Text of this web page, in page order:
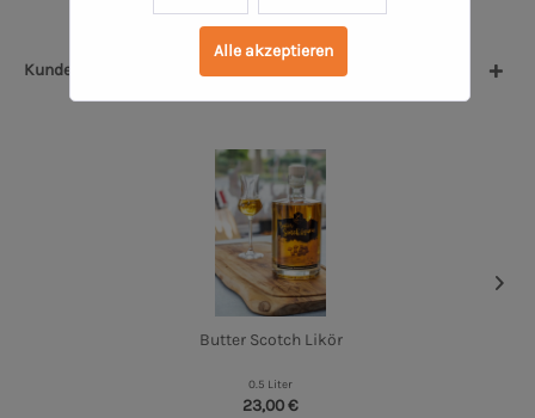
Kunden kauften auch
But­ter Scotch Likör
0.5 Liter
23,00 €
Alle akzeptieren